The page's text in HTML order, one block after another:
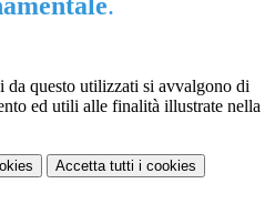
da questo utilizzati si avvalgono di
ed utili alle finalità illustrate nella
Accetta tutti i cookies